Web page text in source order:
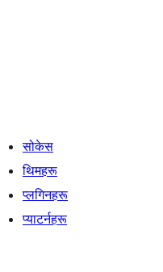
सोकेस
थिमहरू
प्लगिनहरू
प्याटर्नहरू